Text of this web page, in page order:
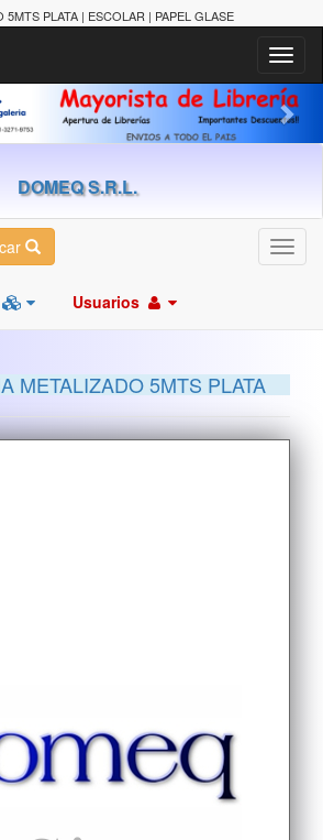
PLATA | ESCOLAR | PAPEL GLASE
DOMEQ S.R.L.
Usuarios
METALIZADO 5MTS PLATA